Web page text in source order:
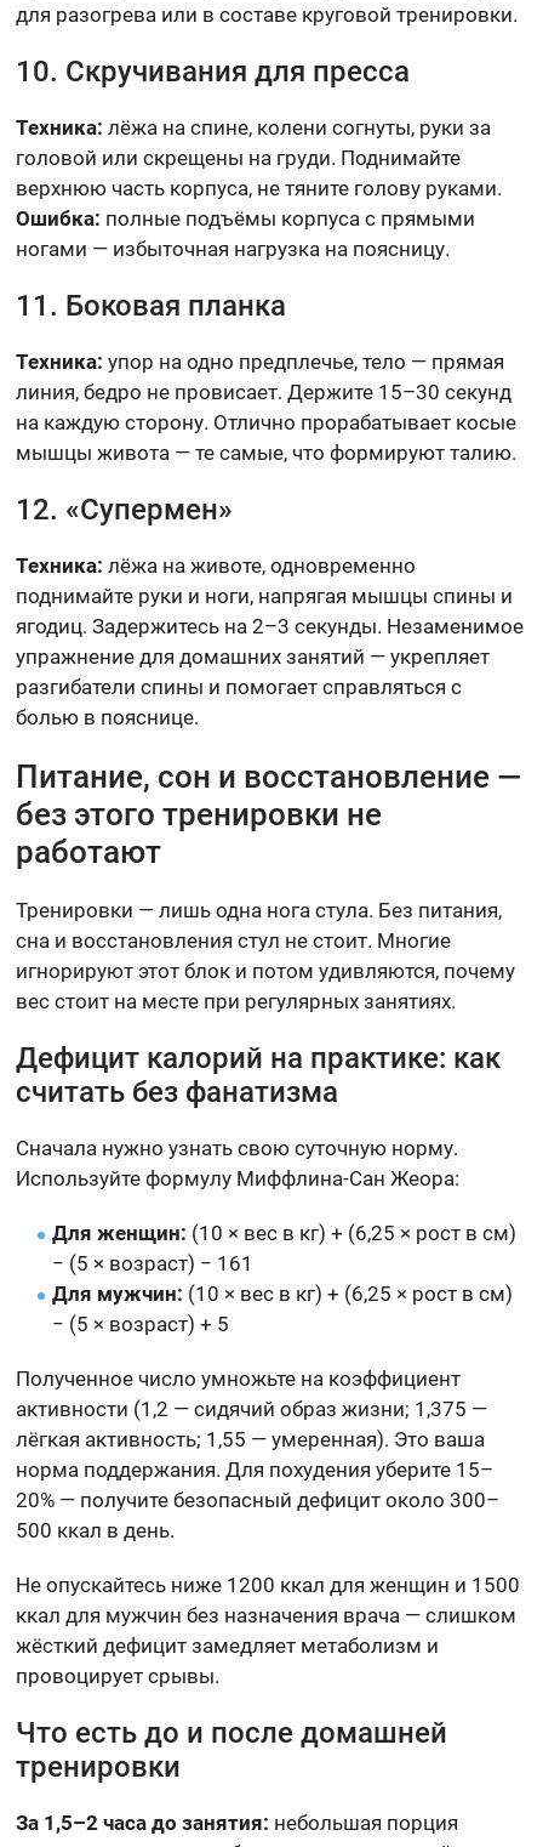
для разогрева или в составе круговой тренировки.
10. Скручивания для пресса
Техника: лёжа на спине, колени согнуты, руки за
головой или скрещены на груди. Поднимайте
верхнюю часть корпуса, не тяните голову руками.
Ошибка: полные подъёмы корпуса с прямыми
ногами — избыточная нагрузка на поясницу.
11. Боковая планка
Техника: упор на одно предплечье, тело — прямая
линия, бедро не провисает. Держите 15–30 секунд
на каждую сторону. Отлично прорабатывает косые
мышцы живота — те самые, что формируют талию.
12. «Супермен»
Техника: лёжа на животе, одновременно
поднимайте руки и ноги, напрягая мышцы спины и
ягодиц. Задержитесь на 2–3 секунды. Незаменимое
упражнение для домашних занятий — укрепляет
разгибатели спины и помогает справляться с
болью в пояснице.
Питание, сон и восстановление —
без этого тренировки не
работают
Тренировки — лишь одна нога стула. Без питания,
сна и восстановления стул не стоит. Многие
игнорируют этот блок и потом удивляются, почему
вес стоит на месте при регулярных занятиях.
Дефицит калорий на практике: как
считать без фанатизма
Сначала нужно узнать свою суточную норму.
Используйте формулу Миффлина-Сан Жеора:
Для женщин: (10 × вес в кг) + (6,25 × рост в см)
− (5 × возраст) − 161
Для мужчин: (10 × вес в кг) + (6,25 × рост в см)
− (5 × возраст) + 5
Полученное число умножьте на коэффициент
активности (1,2 — сидячий образ жизни; 1,375 —
лёгкая активность; 1,55 — умеренная). Это ваша
норма поддержания. Для похудения уберите 15–
20% — получите безопасный дефицит около 300–
500 ккал в день.
Не опускайтесь ниже 1200 ккал для женщин и 1500
ккал для мужчин без назначения врача — слишком
жёсткий дефицит замедляет метаболизм и
провоцирует срывы.
Что есть до и после домашней
тренировки
За 1,5–2 часа до занятия: небольшая порция